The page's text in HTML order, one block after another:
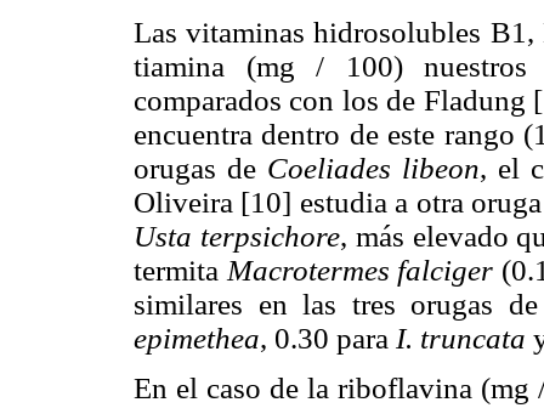
Las vitaminas hidrosolubles
tiamina (mg / 100)
comparados con los de
encuentra dentro de este rango
orugas de Coeliades libeon, el
Oliveira [10] estudia a otra
Usta terpsichore, más elevado
termita Macrotermes falciger
similares en las tres orugas
epimethea, 0.30 para I. truncata
En el caso de la riboflavina (mg